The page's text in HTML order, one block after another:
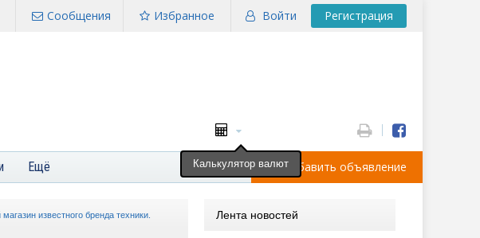
Войти Регистрация
Избранное
Сообщения
Ещё Добавить объявление
известного бренда техники.
Лента новостей
Калькулятор валют